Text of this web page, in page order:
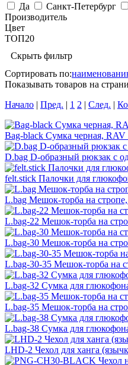
Да
Санкт-Петербург
Производитель
Цвет
ТОП20
Скрыть фильтр
Сортировать по:
Показывать товаров на
Начало | Пред. | 1 2 | След. |
Bag-black Сумка черная, RAV
D.bag D-образный рюкзак с
felt.stick Палочки для
L.bag Мешок-торба на
L.bag-22 Мешок-торба на
L.bag-30 Мешок-торба на
L.bag-30-35 Мешок-торба на
L.bag-32 Сумка для
L.bag-35 Мешок-торба на
L.bag-38 Сумка для
LHD-2 Чехол для ханга